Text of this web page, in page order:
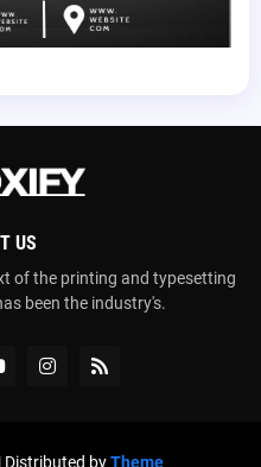
US
of the printing and typesetting
been the industry's.
byTheme